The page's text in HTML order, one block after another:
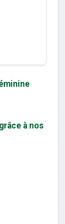
à nos